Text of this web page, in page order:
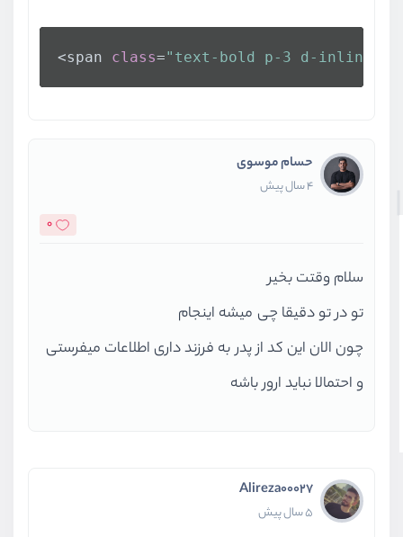
<span class="text-bold p-3 d-inline-
حسام موسوی
4 سال پیش
0
سلام وقتت بخیر
تو در تو دقیقا چی میشه اینجام
چون الان این کد از پدر به فرزند داری اطلاعات میفرستی
و احتمالا نباید ارور باشه
Alireza00027
5 سال پیش